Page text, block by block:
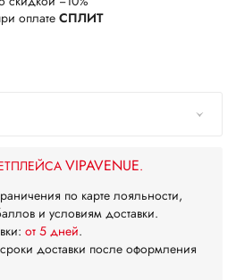
оплате СПЛИТ
VIPAVENUE.
по карте лояльности,
и условиям доставки.
от 5 дней.
доставки после оформления